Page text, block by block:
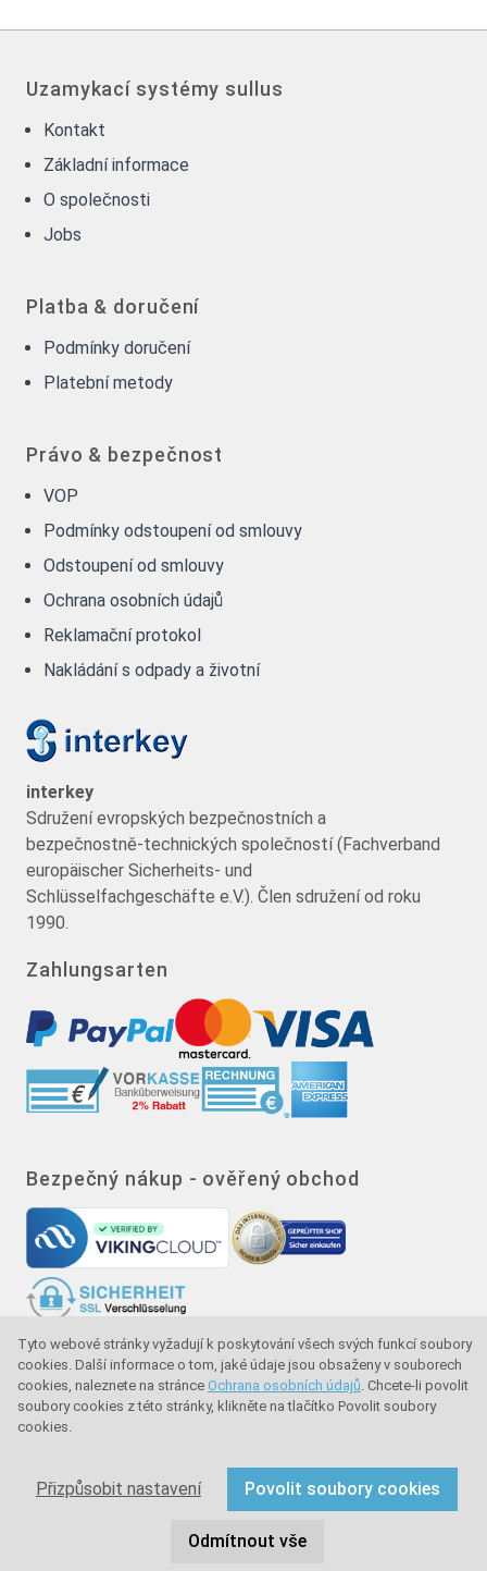
Tyto webové stránky vyžadují k poskytování všech svých funkcí soubory
cookies. Další informace o tom, jaké údaje jsou obsaženy v souborech
cookies, naleznete na stránce Ochrana osobních údajů. Chcete-li povolit
soubory cookies z této stránky, klikněte na tlačítko Povolit soubory
cookies.
Přizpůsobit nastavení Povolit soubory cookies
Odmítnout vše
Uzamykací systémy sullus
Kontakt
Základní informace
O společnosti
Jobs
Platba & doručení
Podmínky doručení
Platební metody
Právo & bezpečnost
VOP
Podmínky odstoupení od smlouvy
Odstoupení od smlouvy
Ochrana osobních údajů
Reklamační protokol
Nakládání s odpady a životní
interkey
Sdružení evropských bezpečnostních a
bezpečnostně-technických společností (Fachverband
europäischer Sicherheits- und
Schlüsselfachgeschäfte e.V.). Člen sdružení od roku
1990.
Zahlungsarten
Bezpečný nákup - ověřený obchod
Značka kvality - ochrana kupujícího - ochrana
spotřebitele
vyhrazena.